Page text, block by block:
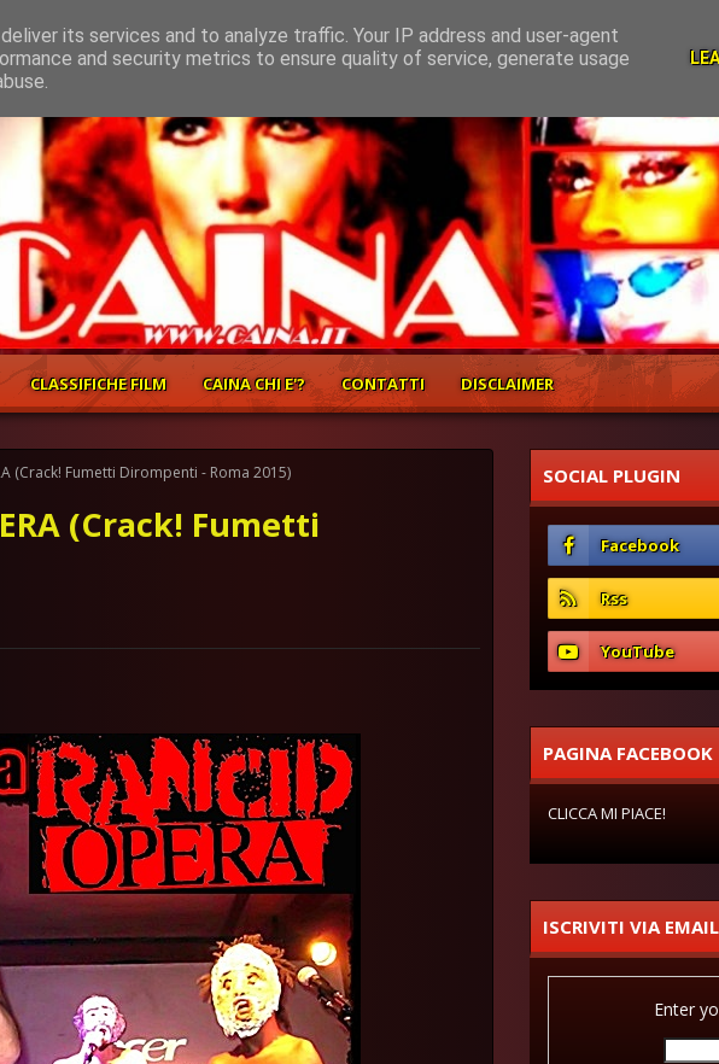
CLASSIFICHE FILM CAINA CHI E'? CONTATTI DISCLAIMER
(Crack! Fumetti Dirompenti - Roma 2015)
(Crack! Fumetti
SOCIAL PLUGIN
PAGINA FACEBOOK
CLICCA MI PIACE!
ISCRIVITI VIA EMAIL
Enter
its services and to analyze traffic. Your IP address and user-agent
and security metrics to ensure quality of service, generate usage